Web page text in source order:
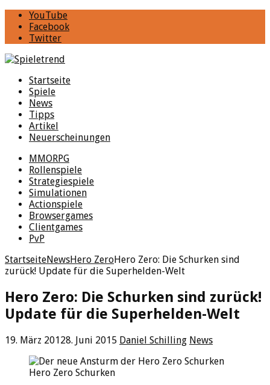
YouTube
Facebook
Twitter
Startseite
Spiele
News
Tipps
Artikel
Neuerscheinungen
MMORPG
Rollenspiele
Strategiespiele
Simulationen
Actionspiele
Browsergames
Clientgames
PvP
StartseiteNewsHero ZeroHero Zero: Die Schurken sind
zurück! Update für die Superhelden-Welt
Hero Zero: Die Schurken sind zurück!
Update für die Superhelden-Welt
19. März 20128. Juni 2015 Daniel Schilling News
Hero Zero Schurken